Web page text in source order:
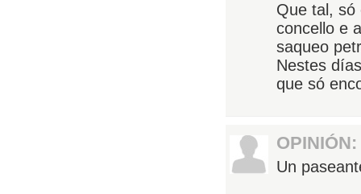
Que tal, só
concello e
saqueo
Nestes
que só
OPINIÓN:
Un